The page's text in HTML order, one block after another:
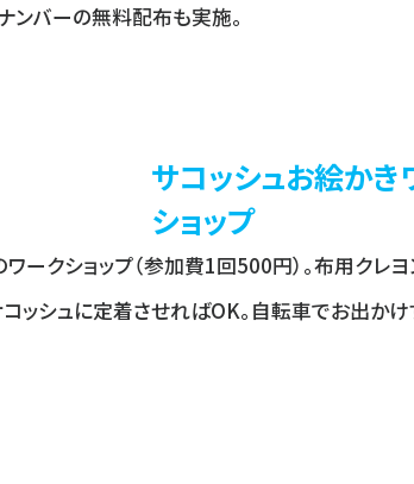
ンバーの無料配布も実施。
サコッシュお絵かき
ショップ
ークショップ（参加費1回500円）。布用クレ
ッシュに定着させればOK。自転車でお出かけ